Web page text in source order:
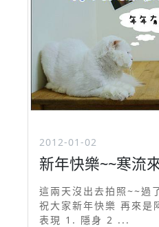
2012-01-02
新年快樂~~寒流
這兩天沒出去拍照~~過
祝大家新年快樂 再來是
表現 1. 隱身 2 ...